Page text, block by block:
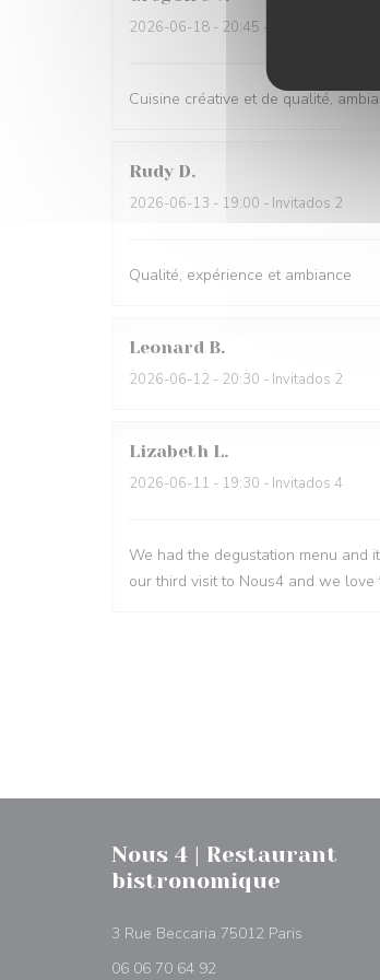
2026-06-18 - 20:45 - Invitados 2
Cuisine créative et de qualité,
Rudy D
2026-06-13 - 19:00 - Invitados 2
Qualité, expérience et ambiance
Leonard B
2026-06-12 - 20:30 - Invitados 2
Lizabeth L
2026-06-11 - 19:30 - Invitados 4
We had the degustation menu and
our third visit to Nous4 and we
Nous 4 | Restaurant
bistronomique
3 Rue Beccaria 75012 Paris ((abre en
06 06 70 64 92